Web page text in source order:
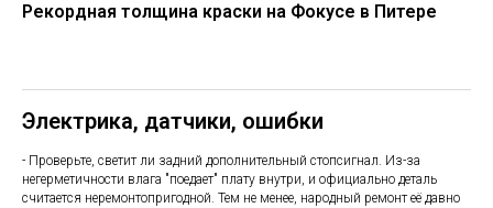
Рекордная толщина краски на Фокусе в Питере
Электрика, датчики, ошибки
- Проверьте, светит ли задний дополнительный стопсигнал. Из-за
негерметичности влага "поедает" плату внутри, и официально деталь
считается неремонтопригодной. Тем не менее, народный ремонт её давно